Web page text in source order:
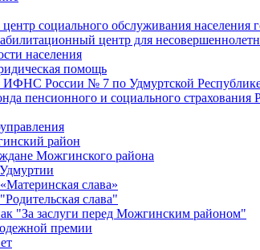
социального обслуживания населения
центр для
населения
помощь
России № 7 по Удмуртской
пенсионного и социального
район
Можгинского района
слава»
слава"
"За заслуги перед Можгинским районом"
премии